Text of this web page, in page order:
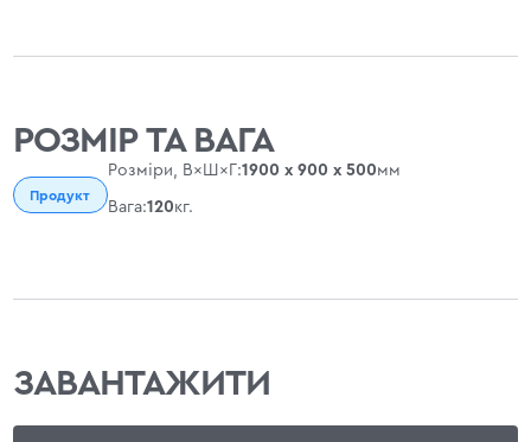
РОЗМІР ТА ВАГА
Продукт
Розміри, В×Ш×Г:1900 х 900 х 500мм
Вага:120кг.
ЗАВАНТАЖИТИ